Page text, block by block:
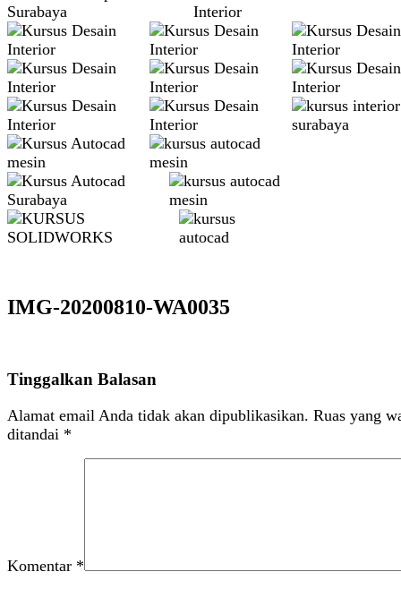
IMG-20200810-WA0035
Tinggalkan Balasan
Alamat email Anda tidak akan dipublikasikan. Ruas yang
ditandai *
Komentar *